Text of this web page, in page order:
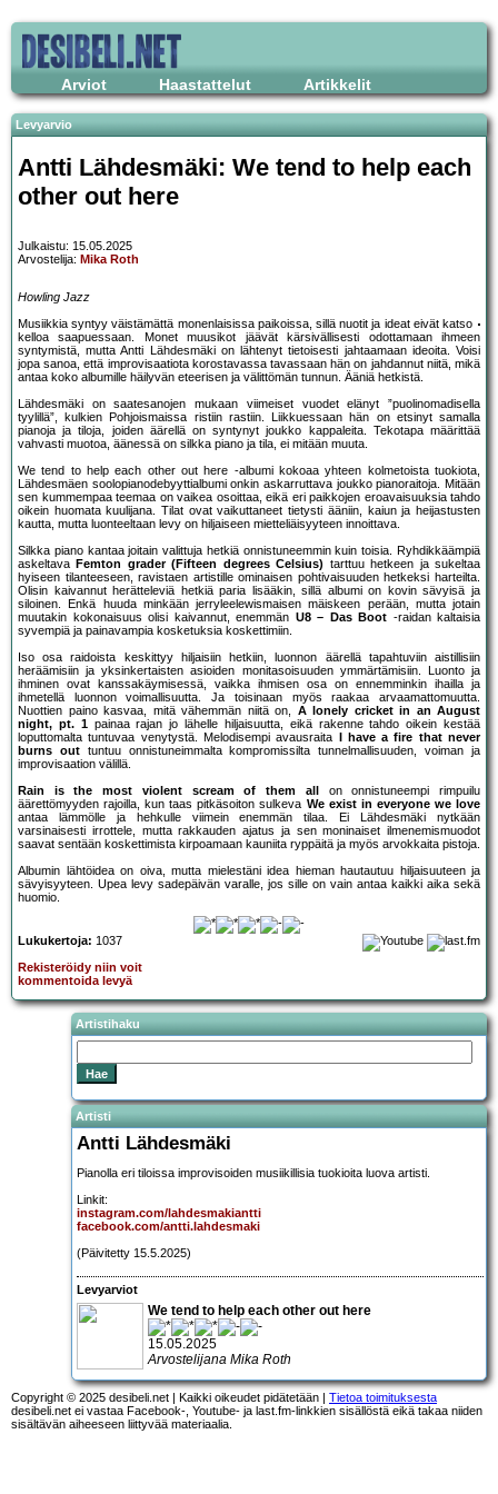
Arviot Haastattelut Artikkelit
Levyarvio
Antti Lähdesmäki: We tend to help each
other out here
Julkaistu: 15.05.2025
Arvostelija: Mika Roth
Howling Jazz
Musiikkia syntyy väistämättä monenlaisissa paikoissa, sillä nuotit ja ideat eivät katso
kelloa saapuessaan. Monet muusikot jäävät kärsivällisesti odottamaan ihmeen
syntymistä, mutta Antti Lähdesmäki on lähtenyt tietoisesti jahtaamaan ideoita. Voisi
jopa sanoa, että improvisaatiota korostavassa tavassaan hän on jahdannut niitä, mikä
antaa koko albumille häilyvän eteerisen ja välittömän tunnun. Ääniä hetkistä.
Lähdesmäki on saatesanojen mukaan viimeiset vuodet elänyt ”puolinomadisella
tyylillä”, kulkien Pohjoismaissa ristiin rastiin. Liikkuessaan hän on etsinyt samalla
pianoja ja tiloja, joiden äärellä on syntynyt joukko kappaleita. Tekotapa määrittää
vahvasti muotoa, äänessä on silkka piano ja tila, ei mitään muuta.
We tend to help each other out here -albumi kokoaa yhteen kolmetoista tuokiota,
Lähdesmäen soolopianodebyyttialbumi onkin askarruttava joukko pianoraitoja. Mitään
sen kummempaa teemaa on vaikea osoittaa, eikä eri paikkojen eroavaisuuksia tahdo
oikein huomata kuulijana. Tilat ovat vaikuttaneet tietysti ääniin, kaiun ja heijastusten
kautta, mutta luonteeltaan levy on hiljaiseen mietteliäisyyteen innoittava.
Silkka piano kantaa joitain valittuja hetkiä onnistuneemmin kuin toisia. Ryhdikkäämpiä
askeltava Femton grader (Fifteen degrees Celsius) tarttuu hetkeen ja sukeltaa
hyiseen tilanteeseen, ravistaen artistille ominaisen pohtivaisuuden hetkeksi harteilta.
Olisin kaivannut herätteleviä hetkiä paria lisääkin, sillä albumi on kovin sävyisä ja
siloinen. Enkä huuda minkään jerryleelewismaisen mäiskeen perään, mutta jotain
muutakin kokonaisuus olisi kaivannut, enemmän U8 – Das Boot -raidan kaltaisia
syvempiä ja painavampia kosketuksia koskettimiin.
Iso osa raidoista keskittyy hiljaisiin hetkiin, luonnon äärellä tapahtuviin aistillisiin
heräämisiin ja yksinkertaisten asioiden monitasoisuuden ymmärtämisiin. Luonto ja
ihminen ovat kanssakäymisessä, vaikka ihmisen osa on ennemminkin ihailla ja
ihmetellä luonnon voimallisuutta. Ja toisinaan myös raakaa arvaamattomuutta.
Nuottien paino kasvaa, mitä vähemmän niitä on, A lonely cricket in an August
night, pt. 1painaa rajan jo lähelle hiljaisuutta, eikä rakenne tahdo oikein kestää
loputtomalta tuntuvaa venytystä. Melodisempi avausraita
I have a fire that never
burns outtuntuu onnistuneimmalta kompromissilta tunnelmallisuuden, voiman ja
improvisaation välillä.
Rain is the most violent scream of them all
on onnistuneempi rimpuilu
äärettömyyden rajoilla, kun taas pitkäsoiton sulkeva We exist in everyone we love
antaa lämmölle ja hehkulle viimein enemmän tilaa. Ei Lähdesmäki nytkään
varsinaisesti irrottele, mutta rakkauden ajatus ja sen moninaiset ilmenemismuodot
saavat sentään koskettimista kirpoamaan kauniita ryppäitä ja myös arvokkaita pistoja.
Albumin lähtöidea on oiva, mutta mielestäni idea hieman hautautuu hiljaisuuteen ja
sävyisyyteen. Upea levy sadepäivän varalle, jos sille on vain antaa kaikki aika sekä
huomio.
Lukukertoja: 1037
Rekisteröidy niin voit
kommentoida levyä
Artistihaku
Artisti
Antti Lähdesmäki
Pianolla eri tiloissa improvisoiden musiikillisia tuokioita luova artisti.
Linkit:
instagram.com/lahdesmakiantti
facebook.com/antti.lahdesmaki
(Päivitetty 15.5.2025)
Levyarviot
We tend to help each other out here
15.05.2025
Arvostelijana Mika Roth
Copyright © 2025 desibeli.net | Kaikki oikeudet pidätetään | Tietoa toimituksesta
desibeli.net ei vastaa Facebook-, Youtube- ja last.fm-linkkien sisällöstä eikä takaa niiden
sisältävän aiheeseen liittyvää materiaalia.